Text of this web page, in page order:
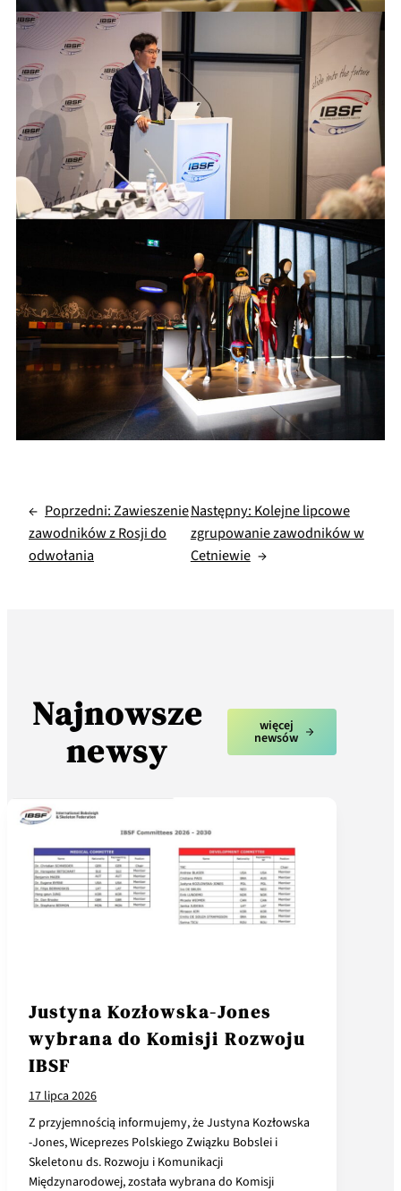
← Poprzedni:Zawieszenie
zawodników z Rosji do
odwołania
Następny: Kolejne lipcowe
zgrupowanie zawodników w
Cetniewie →
Najnowsze
newsy
więcej
newsów
Justyna Kozłowska-Jones
wybrana do Komisji Rozwoju
IBSF
17 lipca 2026
Z przyjemnością informujemy, że Justyna Kozłowska
-Jones, Wiceprezes Polskiego Związku Bobslei i
Skeletonu ds. Rozwoju i Komunikacji
Międzynarodowej, została wybrana do Komisji